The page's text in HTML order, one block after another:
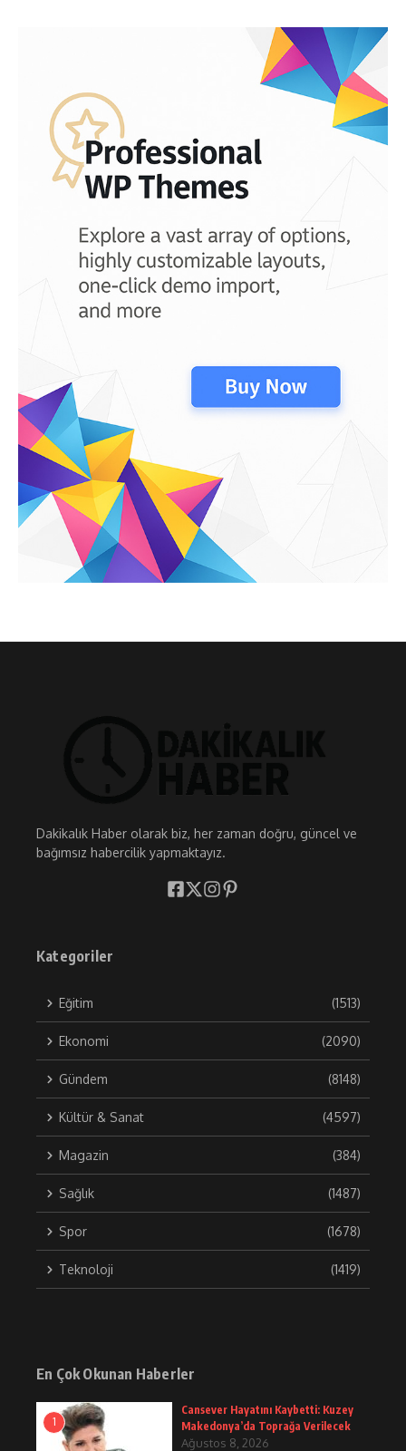
Dakikalık Haber olarak biz, her zaman doğru, güncel ve
bağımsız habercilik yapmaktayız.
Kategoriler
Eğitim (1513)
Ekonomi (2090)
Gündem (8148)
Kültür & Sanat (4597)
Magazin (384)
Sağlık (1487)
Spor (1678)
Teknoloji (1419)
En Çok Okunan Haberler
1
Cansever Hayatını Kaybetti: Kuzey
Makedonya’da Toprağa Verilecek
Ağustos 8, 2026